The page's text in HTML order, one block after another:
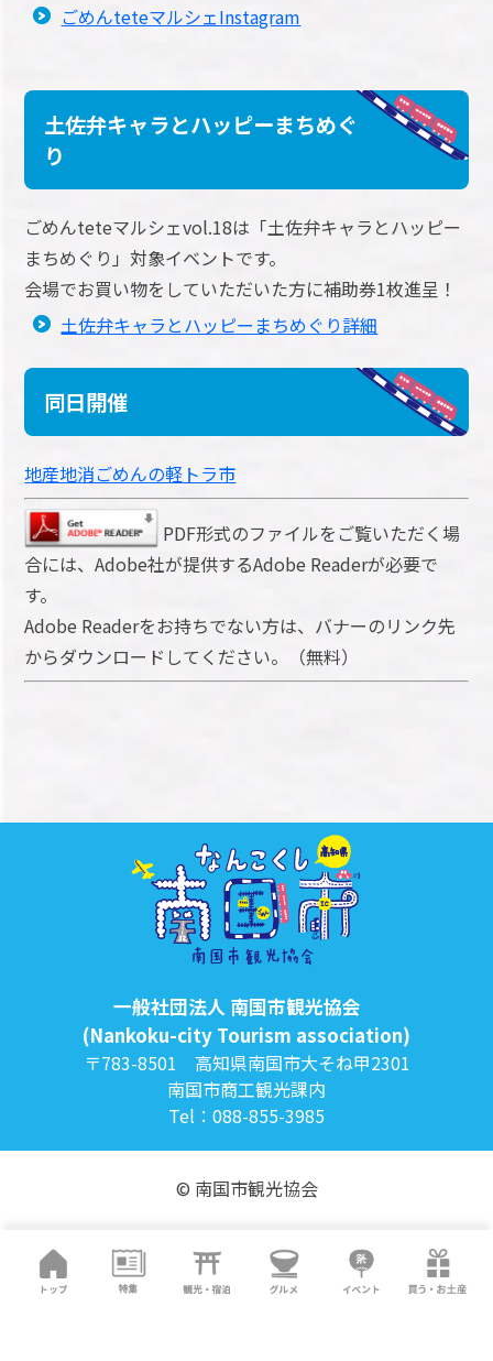
ごめんteteマルシェInstagram
土佐弁キャラとハッピーまちめぐ
り
ごめんteteマルシェvol.18は「土佐弁キャラとハッピー
まちめぐり」対象イベントです。
会場でお買い物をしていただいた方に補助券1枚進呈！
土佐弁キャラとハッピーまちめぐり詳細
同日開催
地産地消ごめんの軽トラ市
PDF形式のファイルをご覧いただく場
合には、Adobe社が提供するAdobe Readerが必要で
す。
Adobe Readerをお持ちでない方は、バナーのリンク先
からダウンロードしてください。（無料）
一般社団法人 南国市観光協会
(Nankoku-city Tourism association)
〒783-8501 高知県南国市大そね甲2301
南国市商工観光課内
Tel：088-855-3985
© 南国市観光協会